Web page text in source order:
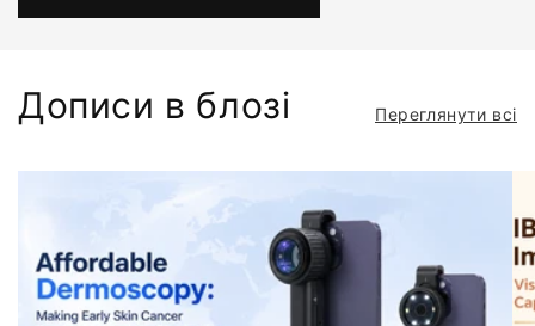
Дописи в блозі Переглянути всі